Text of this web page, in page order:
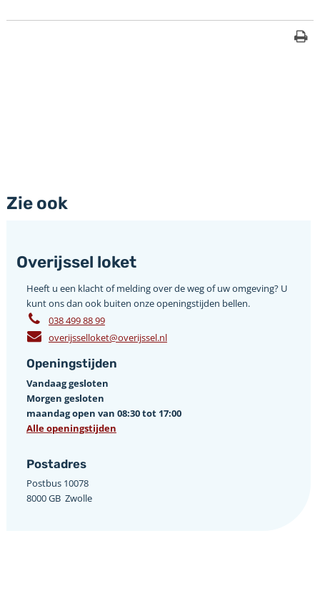
Zie ook
Overijssel loket
Heeft u een klacht of melding over de weg of uw omgeving? U
kunt ons dan ook buiten onze openingstijden bellen.
038 499 88 99
overijsselloket@overijssel.nl
Openingstijden
Vandaag gesloten
Morgen gesloten
maandag open van 08:30 tot 17:00
Alle openingstijden
Postadres
Postbus 10078 ­
8000 GB ­ Zwolle